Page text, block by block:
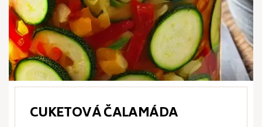
CUKETOVÁ ČALAMÁDA